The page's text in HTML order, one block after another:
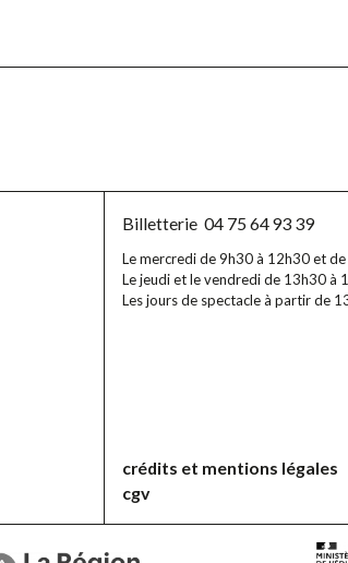
Billetterie 04 75 64 93 39
Le mercredi de 9h30 à 12h30 et
Le jeudi et le vendredi de 13h30 à
Les jours de spectacle à partir de
crédits et mentions légales
cgv